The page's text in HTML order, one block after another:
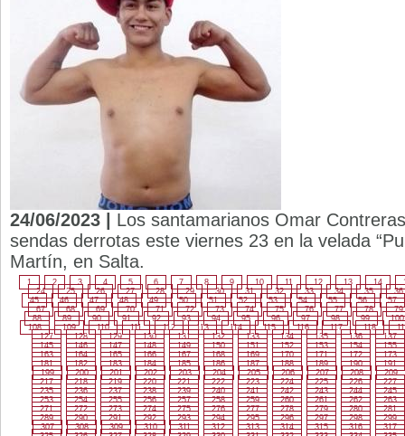
24/06/2023 | Los santamarianos Omar
sendas derrotas este viernes 23 en la velada
Martín, en Salta.
1 2 3 4 5 6 7 8 9 10 11 12 13 14
24
25 26 27 28 29 30 31 32 33 34 35
36
45
46 47 48 49 50 51 52 53 54 55 56
57
67
68 69 70 71 72 73 74 75 76 77 78
79
88
89 90 91 92 93 94 95 96 97 98 99
100
108
109 110 111 112 113 114 115 116 117 118
127
128 129 130 131 132 133 134 135 136
137
145
146 147 148 149 150 151 152 153 154
155
163
164 165 166 167 168 169 170 171 172
173
181
182 183 184 185 186 187 188 189 190
191
199
200 201 202 203 204 205 206 207 208
209
217
218 219 220 221 222 223 224 225 226
227
235
236 237 238 239 240 241 242 243 244
245
253
254 255 256 257 258 259 260 261 262
263
271
272 273 274 275 276 277 278 279 280
281
289
290 291 292 293 294 295 296 297 298
299
307
308 309 310 311 312 313 314 315 316
317